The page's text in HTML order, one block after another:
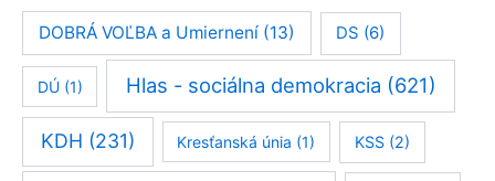
:
DOBRÁ VOĽBA a Umiernení(13) DS (6)
DÚ(1) Hlas - sociálna demokracia (621)
KDH (231) Kresťanská únia (1) KSS(2)